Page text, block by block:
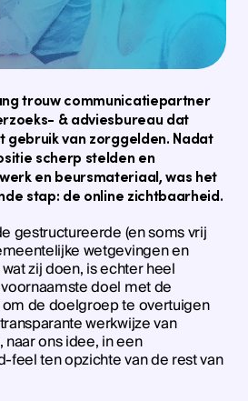
trouw communicatiepartner
& adviesbureau dat
gebruik van zorggelden. Nadat
scherp stelden en
en beursmateriaal, was het
stap: de online zichtbaarheid.
gestructureerde (en soms vrij
wetgevingen en
zij doen, is echter heel
doel met de
de doelgroep te overtuigen
werkwijze van
naar ons idee, in een
feel ten opzichte van de rest van